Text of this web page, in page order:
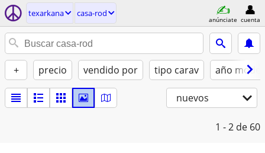
texarkana casa-rod
anúnciate cuenta
+ precio vendido por tipo carav año
nuevos
1 - 2 de 60